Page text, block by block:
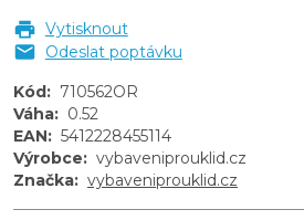
Vytisknout
Odeslat poptávku
Kód : 710562OR
Váha: 0.52
EAN: 5412228455114
Výrobce: vybaveniprouklid.cz
Značka: vybaveniprouklid.cz